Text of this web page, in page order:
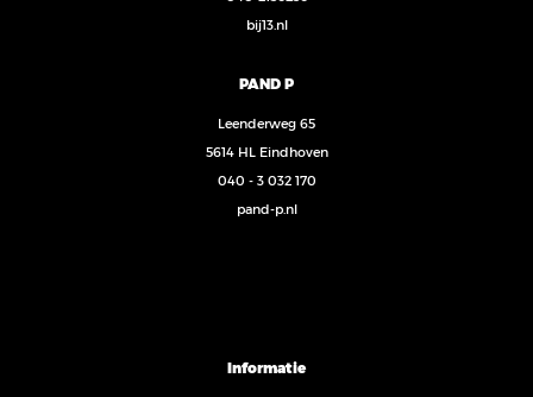
bij13.nl
PAND P
Leenderweg 65
5614 HL Eindhoven
040 - 3 032 170
pand-p.nl
Informatie